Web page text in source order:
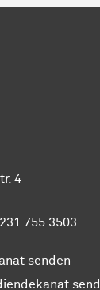
4
755 3503
senden